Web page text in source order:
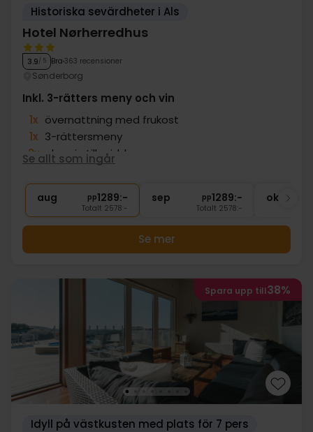
Historiska sevärdheter i Als
Hotel Nørherredhus
3.9/ 5 Bra 363 recensioner
Sønderborg
Inkl. 3-rätters meny och vin
1x övernattning med frukost
1x 3-rättersmeny
2x glas vin till middag
gratis kaffe/te efter middagen
∞ Gratis parkering
Se allt som ingår
aug pp1289:-
Totalt 2578:-
sep pp1289:-
Totalt 2578:-
okt
Se mer
Spara upp till38%
Idyll på västkusten med plats för 7 pers